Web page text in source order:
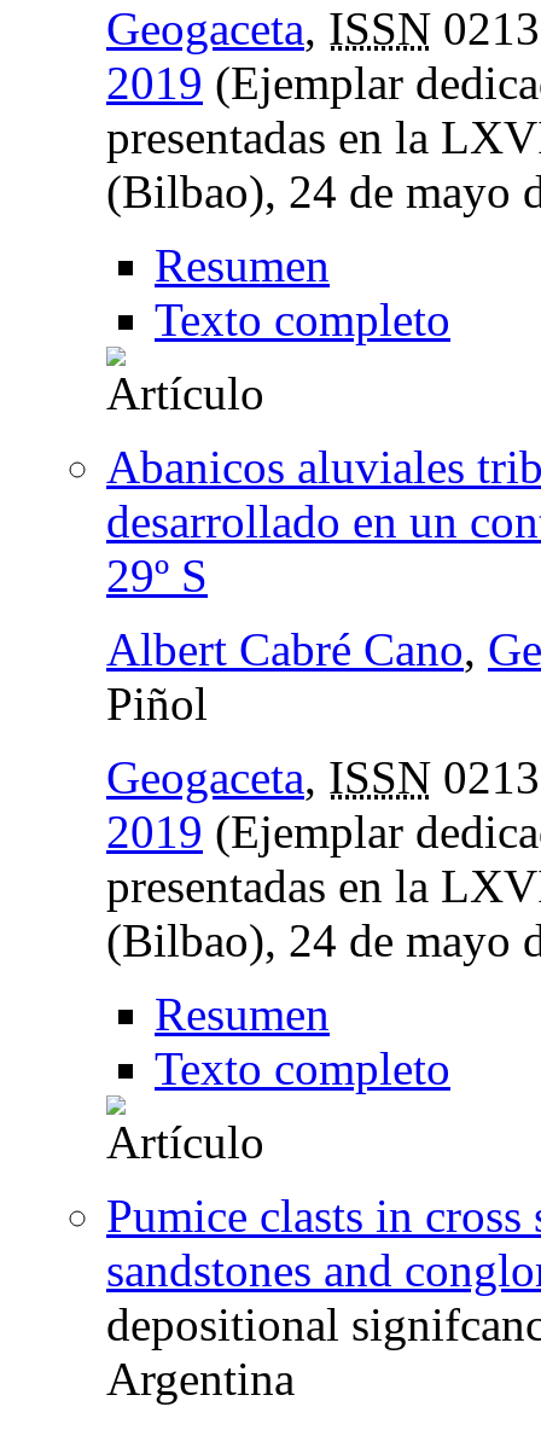
Geogaceta, ISSN
2019 (Ejemplar
presentadas en la
(Bilbao), 24 de mayo
Resumen
Texto completo
Abanicos aluviales
desarrollado en un
29º S
Albert Cabré Cano,
Piñol
Geogaceta, ISSN
2019 (Ejemplar
presentadas en la
(Bilbao), 24 de mayo
Resumen
Texto completo
Pumice clasts in
sandstones and
depositional
Argentina